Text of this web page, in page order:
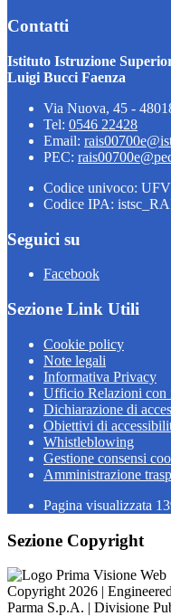
Contatti
Istituto Istruzione
Luigi Bucci Faenza
Via Nuova, 45 -
Tel: 0546 22428
Email:
PEC:
Codice univoco:
Codice IPA:
Seguici su
Facebook
Sezione Link Utili
Cookie policy
Note legali
Informativa Privacy
Ufficio Relazioni con
Dichiarazione di
Obiettivi di
Whistleblowing
Gestione consensi
Amministrazione
Pagina visualizzata
Sezione Copyright
Copyright 2026 |
Parma S.p.A. | Divisione